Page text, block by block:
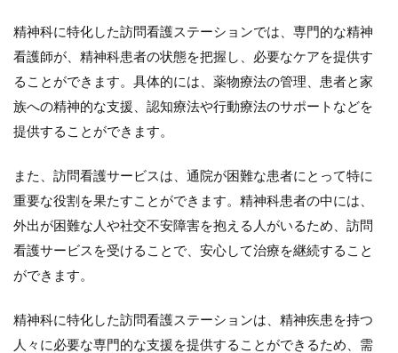
こ
の
メ
ッ
ト
（１）
高度な
専門知
識と技
術の提
供が可
能
（２）
利用者
精神科に特化した訪問看護ステーションでは、専門的な精神
看護師が、精神科患者の状態を把握し、必要なケアを提供す
ることができます。具体的には、薬物療法の管理、患者と家
族への精神的な支援、認知療法や行動療法のサポートなどを
提供することができます。
また、訪問看護サービスは、通院が困難な患者にとって特に
重要な役割を果たすことができます。精神科患者の中には、
外出が困難な人や社交不安障害を抱える人がいるため、訪問
看護サービスを受けることで、安心して治療を継続すること
ができます。
精神科に特化した訪問看護ステーションは、精神疾患を持つ
人々に必要な専門的な支援を提供することができるため、需